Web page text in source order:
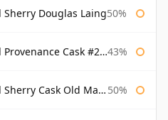
Sherry Douglas Laing50%
Cask #2733 McGibbon's 43%
Old Malt Cask Douglas Laing 50%